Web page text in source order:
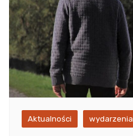
Aktualności wydarzenia